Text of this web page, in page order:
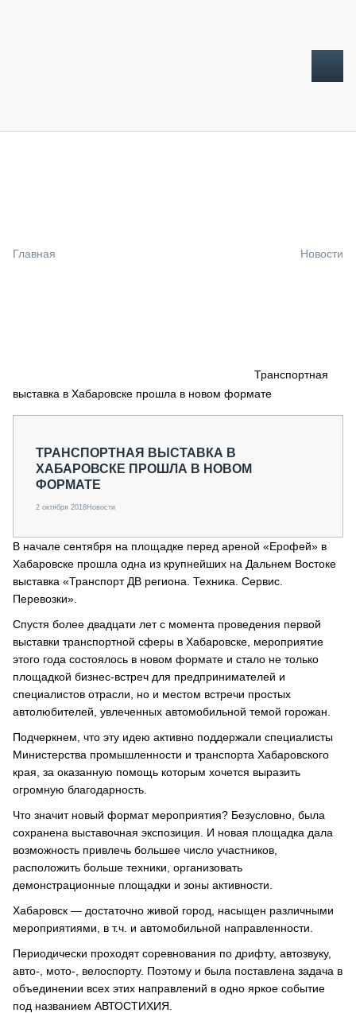
СПЕЦПРОЕКТЫ
О ПРОЕКТЕ
Главная Новости
Транспортная
выставка в Хабаровске прошла в новом формате
ТРАНСПОРТНАЯ ВЫСТАВКА В
ХАБАРОВСКЕ ПРОШЛА В НОВОМ
ФОРМАТЕ
2 октября 2018Новости
В начале сентября на площадке перед ареной «Ерофей» в
Хабаровске прошла одна из крупнейших на Дальнем Востоке
выставка «Транспорт ДВ региона. Техника. Сервис.
Перевозки».
Спустя более двадцати лет с момента проведения первой
выставки транспортной сферы в Хабаровске, мероприятие
этого года состоялось в новом формате и стало не только
площадкой бизнес-встреч для предпринимателей и
специалистов отрасли, но и местом встречи простых
автолюбителей, увлеченных автомобильной темой горожан.
Подчеркнем, что эту идею активно поддержали специалисты
Министерства промышленности и транспорта Хабаровского
края, за оказанную помощь которым хочется выразить
огромную благодарность.
Что значит новый формат мероприятия? Безусловно, была
сохранена выставочная экспозиция. И новая площадка дала
возможность привлечь большее число участников,
расположить больше техники, организовать
демонстрационные площадки и зоны активности.
Хабаровск — достаточно живой город, насыщен различными
мероприятиями, в т.ч. и автомобильной направленности.
Периодически проходят соревнования по дрифту, автозвуку,
авто-, мото-, велоспорту. Поэтому и была поставлена задача в
объединении всех этих направлений в одно яркое событие
под названием АВТОСТИХИЯ.